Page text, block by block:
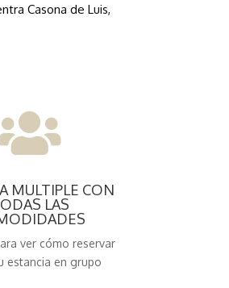
Casona de Luis,
MULTIPLE CON
LAS
ver cómo reservar
estancia en grupo